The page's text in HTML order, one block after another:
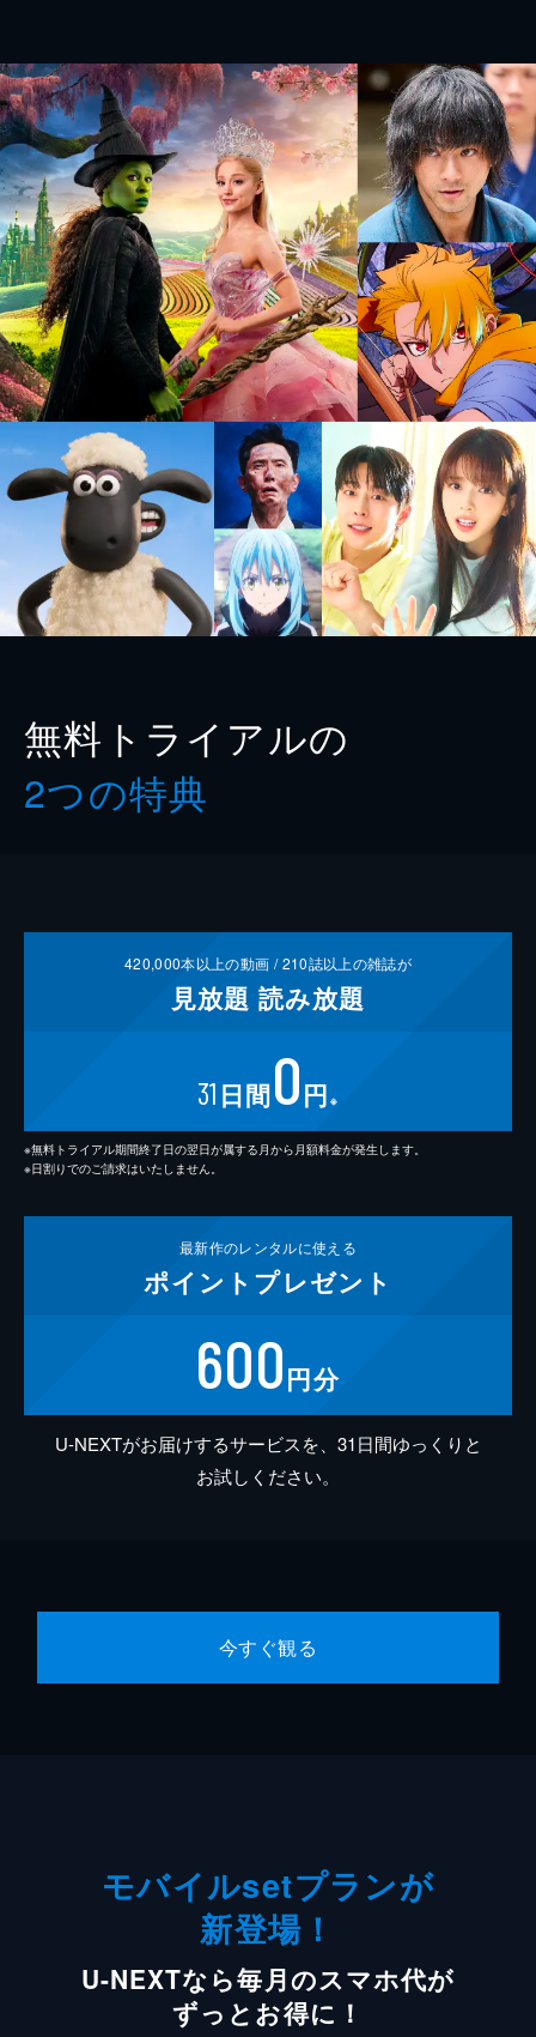
無料トライアルの
2つの特典
420,000本以上の動画 /210誌以上の雑誌が
見放題 読み放題
31 日間0円 ※
※無料トライアル期間終了日の翌日が属する月から月額料金が発生します。
※日割りでのご請求はいたしません。
最新作のレンタルに使える
ポイント プレゼント
600円分
U-NEXTがお届けするサービスを、31日間ゆっくりと
お試しください。
今すぐ観る
モバイルsetプランが
新登場！
U-NEXTなら毎月のスマホ代が
ずっとお得に！